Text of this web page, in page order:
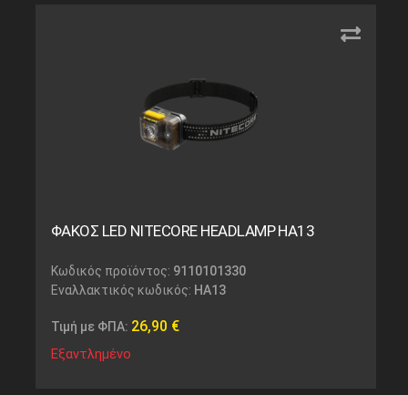
ΦΑΚΟΣ LED NITECORE HEADLAMP HA13
Κωδικός προϊόντος: 9110101330
Εναλλακτικός κωδικός: HA13
Τιμή με ΦΠΑ: 26,90 €
Εξαντλημένο